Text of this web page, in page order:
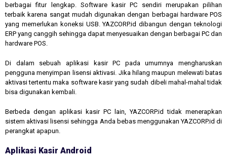
berbagai fitur lengkap. Software kasir PC sendiri merupakan pilihan
terbaik karena sangat mudah digunakan dengan berbagai hardware POS
yang memerlukan koneksi USB. YAZCORP.id dibangun dengan teknologi
ERP yang canggih sehingga dapat menyesuaikan dengan berbagai PC dan
hardware POS.
Di dalam sebuah aplikasi kasir PC pada umumnya mengharuskan
pengguna menyimpan lisensi aktivasi. Jika hilang maupun melewati batas
aktivasi tertentu maka software kasir yang sudah dibeli mahal-mahal tidak
bisa digunakan kembali.
Berbeda dengan aplikasi kasir PC lain, YAZCORP.id tidak menerapkan
sistem aktivasi lisensi sehingga Anda bebas menggunakan YAZCORP.id di
perangkat apapun.
Aplikasi Kasir Android